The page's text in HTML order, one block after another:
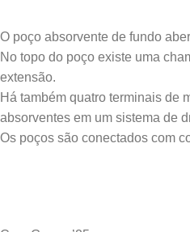
O poço absorvente de fundo
No topo do poço existe uma
extensão.
Há também quatro terminais de
absorventes em um sistema de
Os poços são conectados com